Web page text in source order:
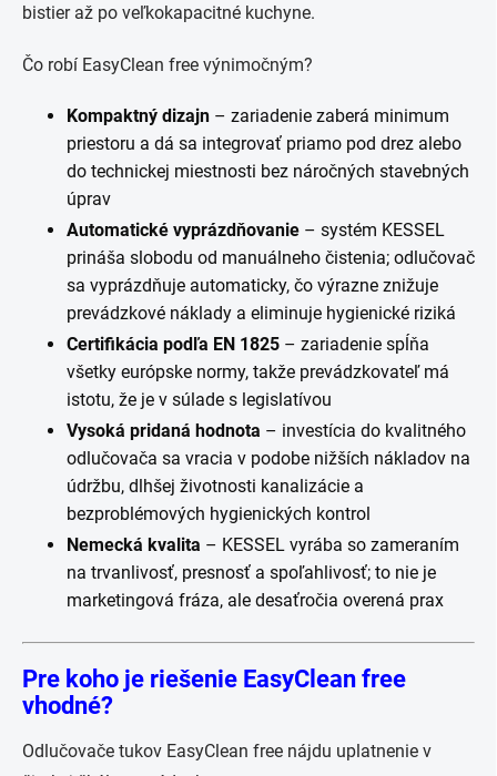
bistier až po veľkokapacitné kuchyne.
Čo robí EasyClean free výnimočným?
Kompaktný dizajn – zariadenie zaberá minimum
priestoru a dá sa integrovať priamo pod drez alebo
do technickej miestnosti bez náročných stavebných
úprav
Automatické vyprázdňovanie – systém KESSEL
prináša slobodu od manuálneho čistenia; odlučovač
sa vyprázdňuje automaticky, čo výrazne znižuje
prevádzkové náklady a eliminuje hygienické riziká
Certifikácia podľa EN 1825 – zariadenie spĺňa
všetky európske normy, takže prevádzkovateľ má
istotu, že je v súlade s legislatívou
Vysoká pridaná hodnota – investícia do kvalitného
odlučovača sa vracia v podobe nižších nákladov na
údržbu, dlhšej životnosti kanalizácie a
bezproblémových hygienických kontrol
Nemecká kvalita – KESSEL vyrába so zameraním
na trvanlivosť, presnosť a spoľahlivosť; to nie je
marketingová fráza, ale desaťročia overená prax
Pre koho je riešenie EasyClean free
vhodné?
Odlučovače tukov EasyClean free nájdu uplatnenie v